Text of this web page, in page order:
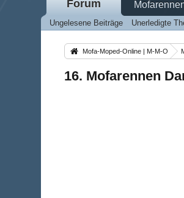
Forum
Ungelesene Beiträge Unerledigte
Mofa-Moped-Online | M-M-O
16. Mofarennen